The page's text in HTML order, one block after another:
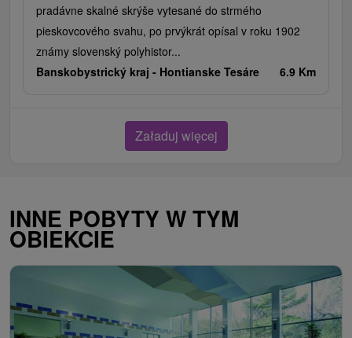
pradávne skalné skrýše vytesané do strmého
pieskovcového svahu, po prvýkrát opísal v roku 1902
známy slovenský polyhistor...
Banskobystrický kraj - Hontianske Tesáre 6.9 Km
Załaduj więcej
INNE POBYTY W TYM
OBIEKCIE